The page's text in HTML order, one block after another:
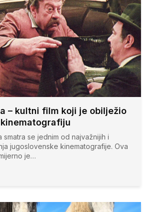
– kultni film koji je obilježio
smatra se jednim od najvažnijih i
jugoslovenske kinematografije. Ova
je…